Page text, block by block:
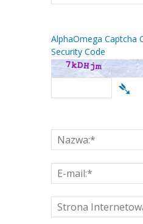
AlphaOmega Captcha
Security Code
➴